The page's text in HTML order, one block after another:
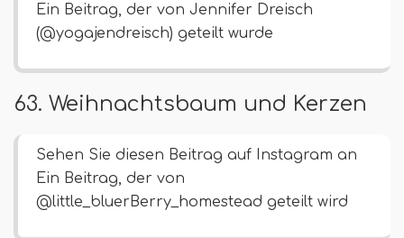
Ein Beitrag, der von Jennifer Dreisch
(@yogajendreisch) geteilt wurde
63. Weihnachtsbaum und Kerzen
Sehen Sie diesen Beitrag auf Instagram an
Ein Beitrag, der von
@little_bluerBerry_homestead geteilt wird